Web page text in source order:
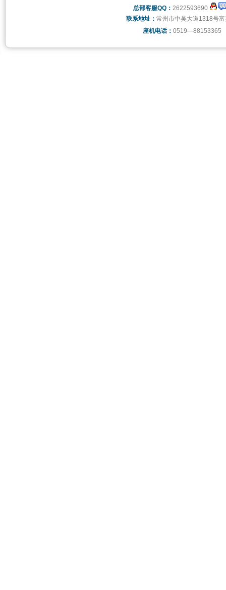
总部客服QQ： 2622593690
联系地址： 常州市中吴大道1318号
座机电话： 0519—88153365